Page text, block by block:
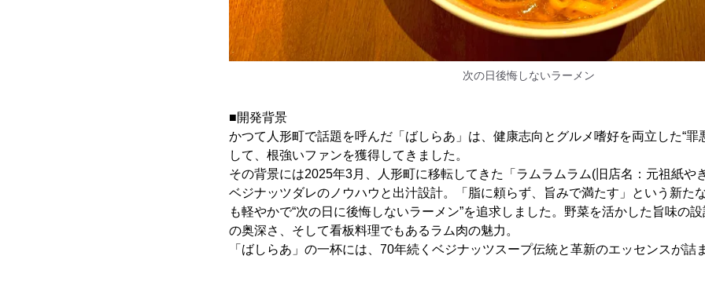
次の日後悔しないラーメン
■開発背景
かつて人形町で話題を呼んだ「ばしらあ」は、健康志向とグルメ嗜好を両立した“罪
して、根強いファンを獲得してきました。
その背景には2025年3月、人形町に移転してきた「ラムラムラム(旧店名：元祖紙や
ベジナッツダレのノウハウと出汁設計。「脂に頼らず、旨みで満たす」という新た
も軽やかで“次の日に後悔しないラーメン”を追求しました。野菜を活かした旨味の
の奥深さ、そして看板料理でもあるラム肉の魅力。
「ばしらあ」の一杯には、70年続くベジナッツスープ伝統と革新のエッセンスが詰